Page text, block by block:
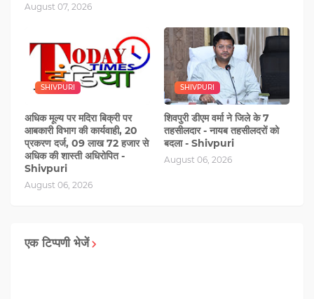
August 07, 2026
SHIVPURI
अधिक मूल्य पर मदिरा बिक्री पर
आबकारी विभाग की कार्यवाही, 20
प्रकरण दर्ज, 09 लाख 72 हजार से
अधिक की शास्ती अधिरोपित -
Shivpuri
August 06, 2026
SHIVPURI
शिवपुरी डीएम वर्मा ने जिले के 7
तहसीलदार - नायब तहसीलदरों को
बदला - Shivpuri
August 06, 2026
एक टिप्पणी भेजें